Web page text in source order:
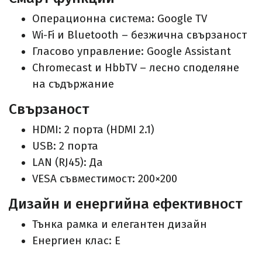
Операционна система: Google TV
Wi-Fi и Bluetooth – безжична свързаност
Гласово управление: Google Assistant
Chromecast и HbbTV – лесно споделяне
на съдържание
Свързаност
HDMI: 2 порта (HDMI 2.1)
USB: 2 порта
LAN (RJ45): Да
VESA съвместимост: 200×200
Дизайн и енергийна ефективност
Тънка рамка и елегантен дизайн
Енергиен клас: E